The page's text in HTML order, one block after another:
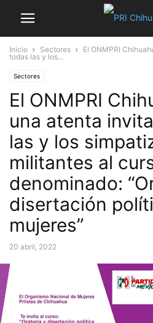
Inicio Sectores
El ONMPRI
todas las y los...
Sectores
El ONMPRI
una atenta
las y los
militantes al
denominado:
disertación
mujeres”
20 abril, 2022